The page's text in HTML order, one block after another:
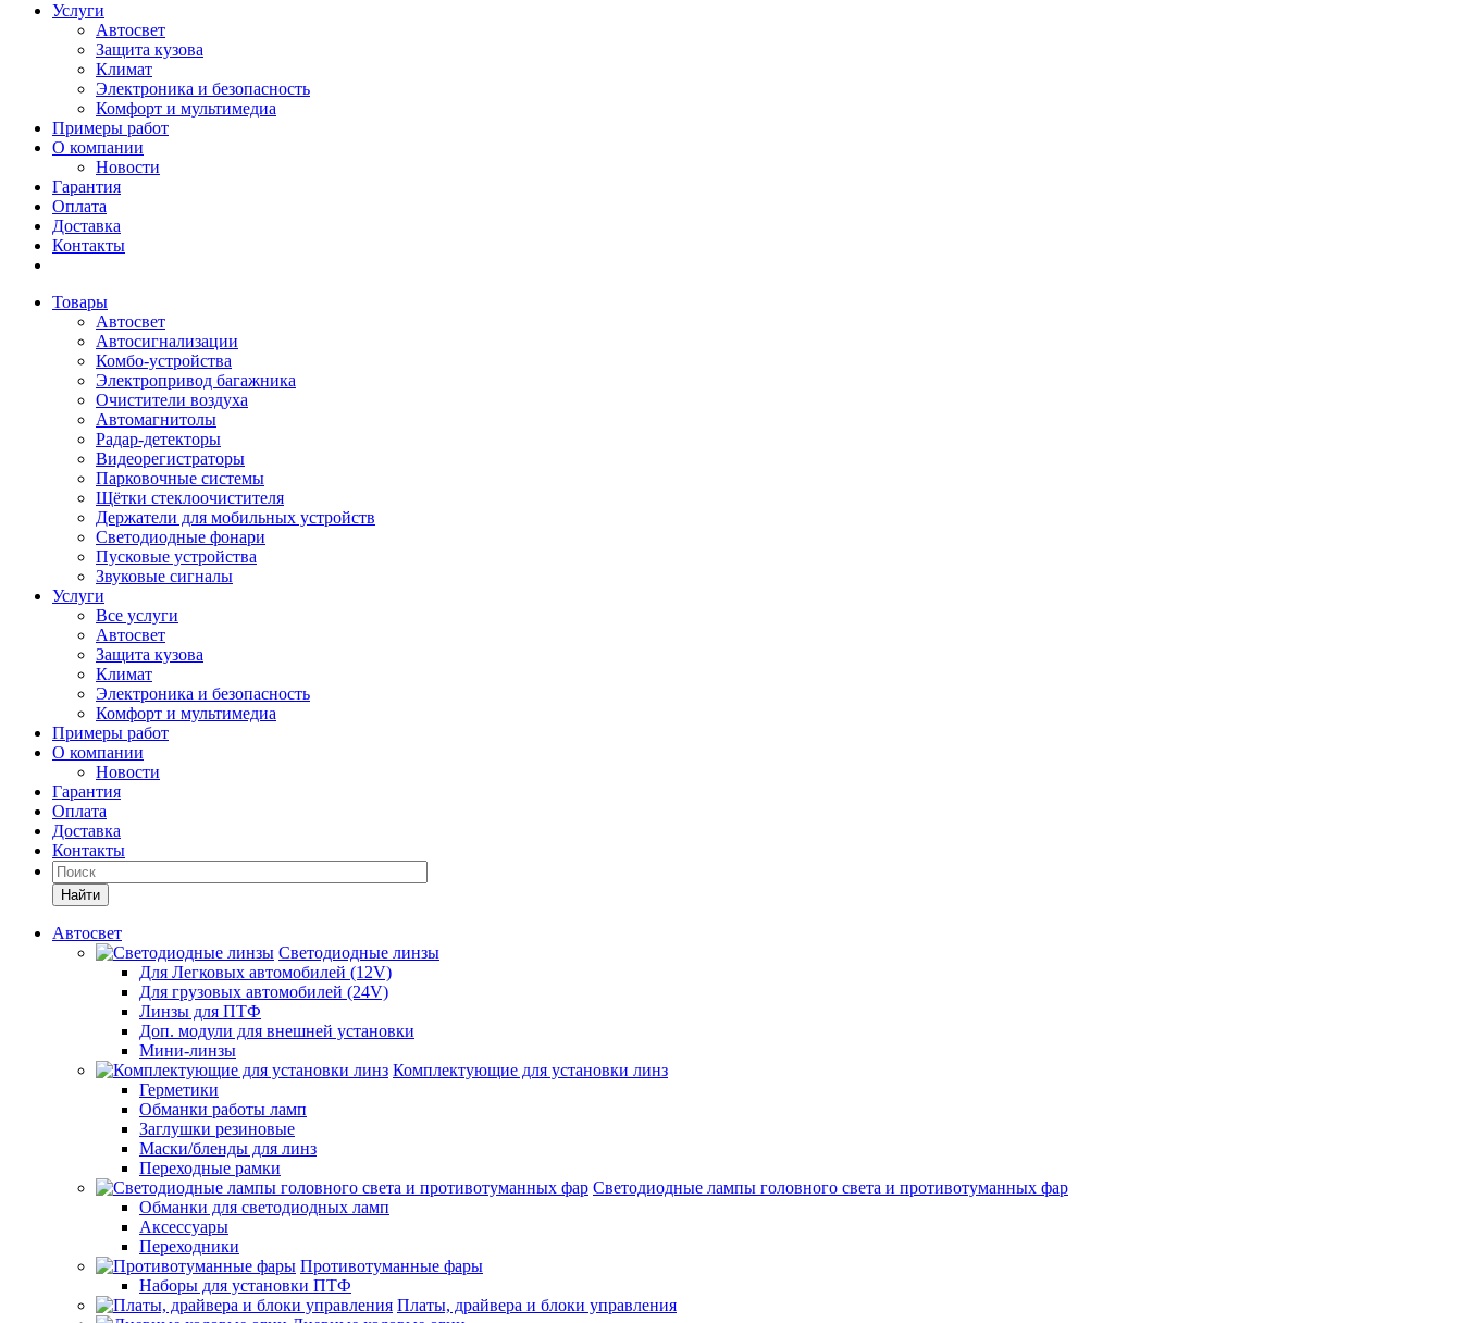
Услуги
Автосвет
Защита кузова
Климат
Электроника и безопасность
Комфорт и мультимедиа
Примеры работ
О компании
Новости
Гарантия
Оплата
Доставка
Контакты
Товары
Автосвет
Автосигнализации
Комбо-устройства
Электропривод багажника
Очистители воздуха
Автомагнитолы
Радар-детекторы
Видеорегистраторы
Парковочные системы
Щётки стеклоочистителя
Держатели для мобильных устройств
Светодиодные фонари
Пусковые устройства
Звуковые сигналы
Услуги
Все услуги
Автосвет
Защита кузова
Климат
Электроника и безопасность
Комфорт и мультимедиа
Примеры работ
О компании
Новости
Гарантия
Оплата
Доставка
Контакты
Найти
Автосвет
Светодиодные линзы
Для Легковых автомобилей (12V)
Для грузовых автомобилей (24V)
Линзы для ПТФ
Доп. модули для внешней установки
Мини-линзы
Комплектующие для установки линз
Герметики
Обманки работы ламп
Заглушки резиновые
Маски/бленды для линз
Переходные рамки
Светодиодные лампы головного света и противотуманных фар
Обманки для светодиодных ламп
Аксессуары
Переходники
Противотуманные фары
Наборы для установки ПТФ
Платы, драйвера и блоки управления